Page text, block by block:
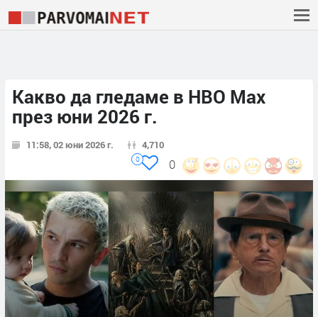
Какво да гледаме в HBO Max
през юни 2026 г.
11:58, 02 юни 2026 г. 4,710
0
0